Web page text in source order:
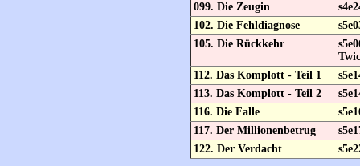
099. Die Zeugin
102. Die Fehldiagnose
105. Die Rückkehr
112. Das Komplott - Teil 1
113. Das Komplott - Teil 2
116. Die Falle
117. Der Millionenbetrug
122. Der Verdacht